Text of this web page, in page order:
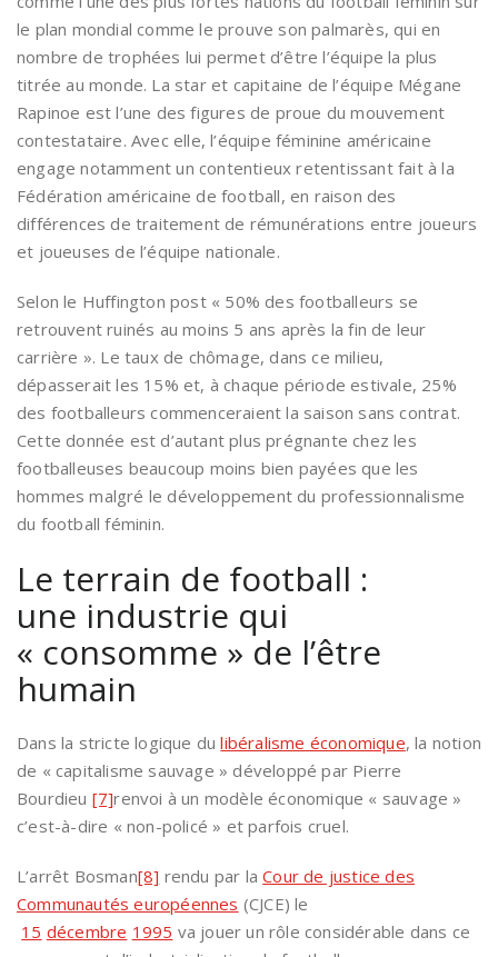
le plan mondial comme le prouve son palmarès, qui en
nombre de trophées lui permet d’être l’équipe la plus
titrée au monde. La star et capitaine de l’équipe Mégane
Rapinoe est l’une des figures de proue du mouvement
contestataire. Avec elle, l’équipe féminine américaine
engage notamment un contentieux retentissant fait à la
Fédération américaine de football, en raison des
différences de traitement de rémunérations entre joueurs
et joueuses de l’équipe nationale.
Selon le Huffington post « 50% des footballeurs se
retrouvent ruinés au moins 5 ans après la fin de leur
carrière ». Le taux de chômage, dans ce milieu,
dépasserait les 15% et, à chaque période estivale, 25%
des footballeurs commenceraient la saison sans contrat.
Cette donnée est d’autant plus prégnante chez les
footballeuses beaucoup moins bien payées que les
hommes malgré le développement du professionnalisme
du football féminin.
Le terrain de football :
une industrie qui
« consomme » de l’être
humain
Dans la stricte logique dulibéralisme économique, la notion
de « capitalisme sauvage » développé par Pierre
Bourdieu [7]renvoi à un modèle économique « sauvage »
c’est-à-dire « non-policé » et parfois cruel.
L’arrêt Bosman[8] rendu par laCour de justice des
Communautés européennes (CJCE) le
15 décembre 1995 va jouer un rôle considérable dans ce